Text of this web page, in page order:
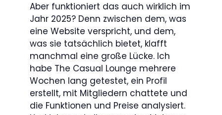
Aber funktioniert das auch wirklich im
Jahr 2025? Denn zwischen dem, was
eine Website verspricht, und dem,
was sie tatsächlich bietet, klafft
manchmal eine große Lücke. Ich
habe The Casual Lounge mehrere
Wochen lang getestet, ein Profil
erstellt, mit Mitgliedern chattete und
die Funktionen und Preise analysiert.